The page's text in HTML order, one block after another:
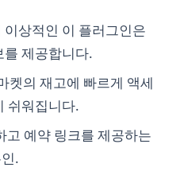
상적인 이 플러그인은
를 제공합니다.
켓의 재고에 빠르게 액세
쉬워집니다.
고 예약 링크를 제공하는
.